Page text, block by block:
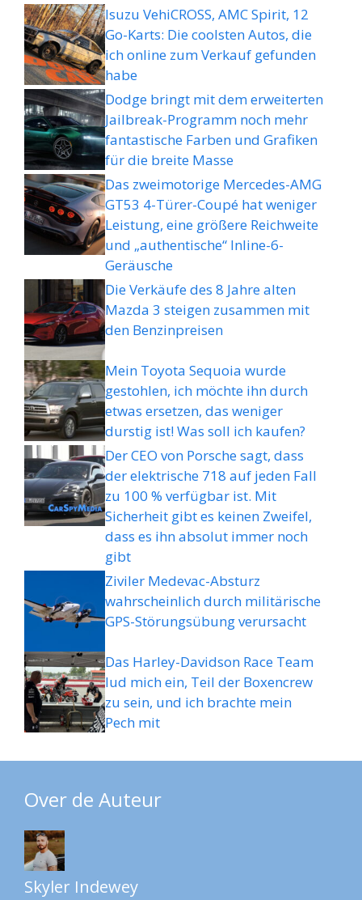
Isuzu VehiCROSS, AMC Spirit, 12
Go-Karts: Die coolsten Autos, die
ich online zum Verkauf gefunden
habe
Dodge bringt mit dem erweiterten
Jailbreak-Programm noch mehr
fantastische Farben und Grafiken
für die breite Masse
Das zweimotorige Mercedes-AMG
GT53 4-Türer-Coupé hat weniger
Leistung, eine größere Reichweite
und „authentische“ Inline-6-
Geräusche
Die Verkäufe des 8 Jahre alten
Mazda 3 steigen zusammen mit
den Benzinpreisen
Mein Toyota Sequoia wurde
gestohlen, ich möchte ihn durch
etwas ersetzen, das weniger
durstig ist! Was soll ich kaufen?
Der CEO von Porsche sagt, dass
der elektrische 718 auf jeden Fall
zu 100 % verfügbar ist. Mit
Sicherheit gibt es keinen Zweifel,
dass es ihn absolut immer noch
gibt
Ziviler Medevac-Absturz
wahrscheinlich durch militärische
GPS-Störungsübung verursacht
Das Harley-Davidson Race Team
lud mich ein, Teil der Boxencrew
zu sein, und ich brachte mein
Pech mit
Over de Auteur
Skyler Indewey